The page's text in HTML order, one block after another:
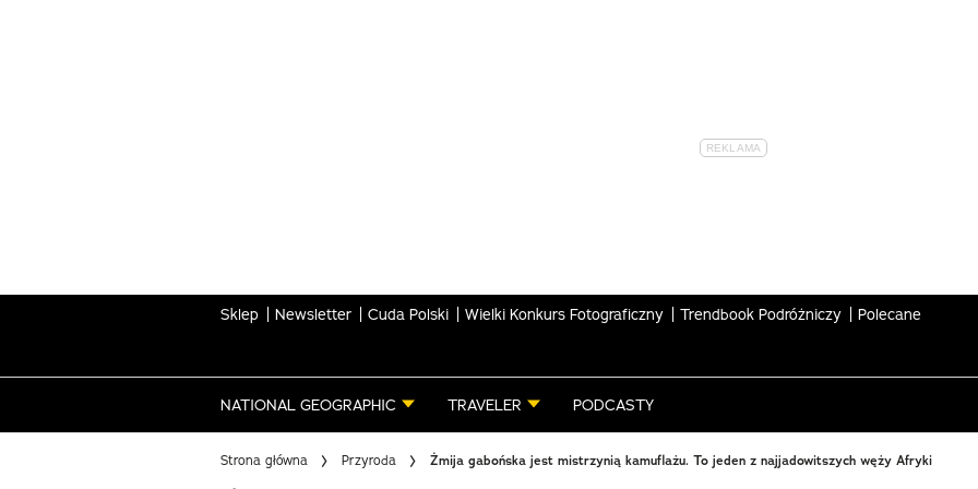
Sklep Newsletter Cuda Polski Wielki Konkurs Fotograficzny Trendbook Podróżniczy Polecane
NATIONAL GEOGRAPHIC TRAVELER PODCASTY
Strona główna Przyroda Żmija gabońska jest mistrzynią kamuflażu. To jeden z najjadowitszych węży Afryki